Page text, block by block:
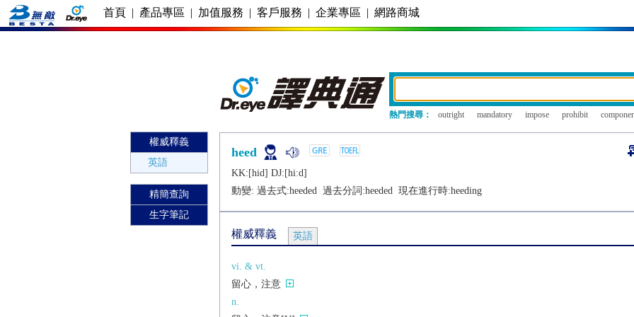
首頁 | 產品專區 | 加值服務 | 客戶服務 | 企業專區 | 網路商城
熱門搜尋： outright mandatory impose prohibit
權威釋義
英語
精簡查詢
生字筆記
heed
KK:[hid] DJ:[hiːd]
動變: 過去式:heeded 過去分詞:heeded 現在進行時:heeding
權威釋義 英語
vi. & vt.
留心，注意
n.